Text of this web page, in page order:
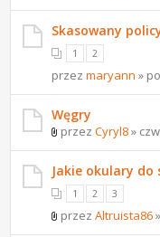
Skasowany
1 2
przezmaryann »
Węgry
przezCyryl8»
Jakie okulary do
1 2 3
przezAltruista86